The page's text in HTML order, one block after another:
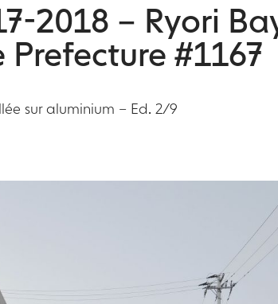
2018 – Ryori
#1167
sur aluminium – Ed. 2/9